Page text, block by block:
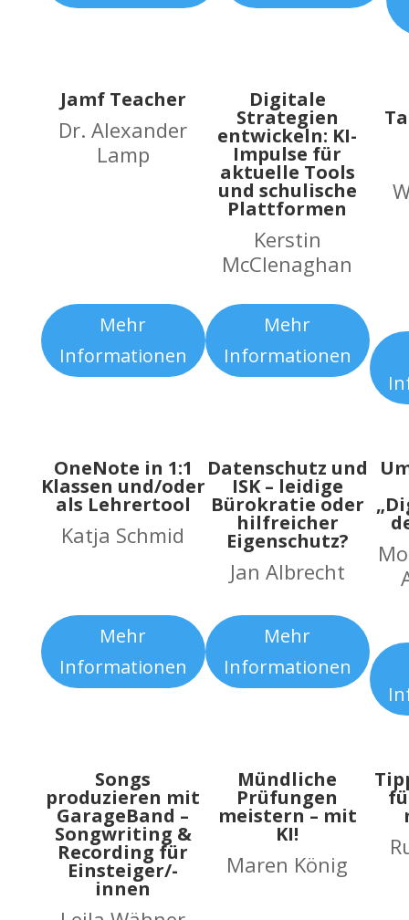
Jamf Teacher
Dr. Alexander
Lamp
Mehr
Informationen
Digitale
Strategien
entwickeln: KI-
Impulse für
aktuelle Tools
und schulische
Plattformen
Kerstin
McClenaghan
Mehr
Informationen
OneNote in 1:1
Klassen und/oder
als Lehrertool
Katja Schmid
Mehr
Informationen
Datenschutz und
ISK – leidige
Bürokratie oder
hilfreicher
Eigenschutz?
Jan Albrecht
Mehr
Informationen
Songs
produzieren mit
GarageBand –
Songwriting &
Recording für
Einsteiger/-
innen
Mündliche
Prüfungen
meistern – mit
KI!
Maren König